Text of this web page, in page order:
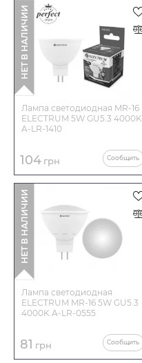
Лампа светодиодная MR-16
ELECTRUM 5W GU5.3 4000K
A-LR-1410
104 грн Сообщить
НЕТ В НАЛИЧИИ
Лампа светодиодная
ELECTRUM MR-16 5W GU5.3
4000K A-LR-0555
81 грн Сообщить
НЕТ В НАЛИЧИИ